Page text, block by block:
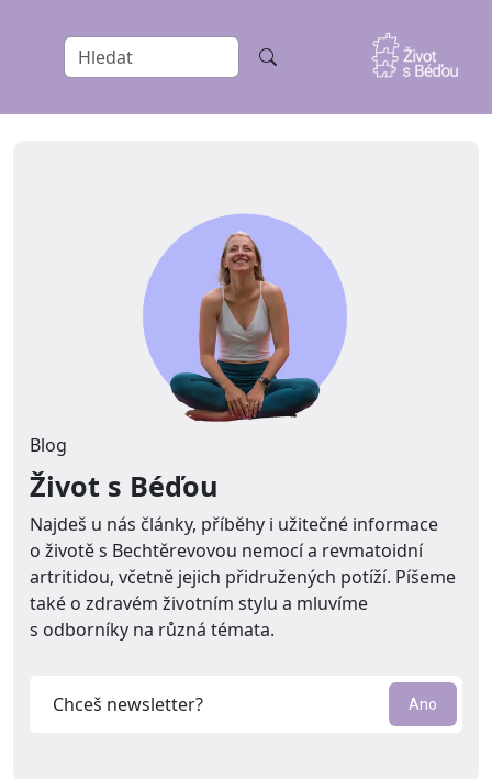
Blog
Život s Béďou
Najdeš u nás články, příběhy i užitečné informace
o životě s Bechtěrevovou nemocí a revmatoidní
artritidou, včetně jejich přidružených potíží. Píšeme
také o zdravém životním stylu a mluvíme
s odborníky na různá témata.
Ano